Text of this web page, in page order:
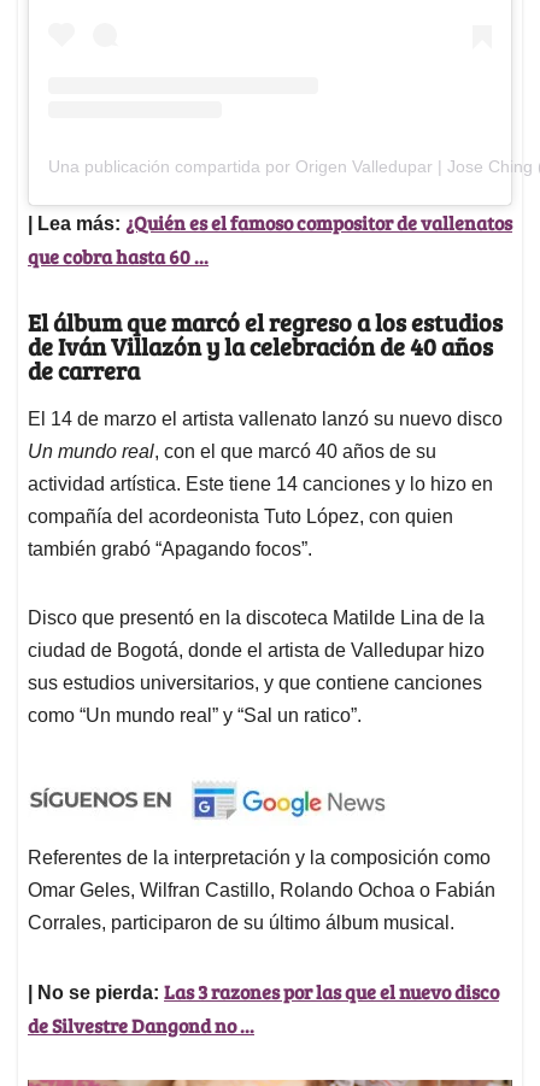
Una publicación compartida por Origen Valledupar | Jose
| Lea más: ¿Quién es el famoso compositor de vallenatos
que cobra hasta 60 ...
El álbum que marcó el regreso a los estudios
de Iván Villazón y la celebración de 40 años
de carrera
El 14 de marzo el artista vallenato lanzó su nuevo disco
Un mundo real, con el que marcó 40 años de su
actividad artística. Este tiene 14 canciones y lo hizo en
compañía del acordeonista Tuto López, con quien
también grabó “Apagando focos”.
Disco que presentó en la discoteca Matilde Lina de la
ciudad de Bogotá, donde el artista de Valledupar hizo
sus estudios universitarios, y que contiene canciones
como “Un mundo real” y “Sal un ratico”.
Referentes de la interpretación y la composición como
Omar Geles, Wilfran Castillo, Rolando Ochoa o Fabián
Corrales, participaron de su último álbum musical.
| No se pierda: Las 3 razones por las que el nuevo disco
de Silvestre Dangond no ...